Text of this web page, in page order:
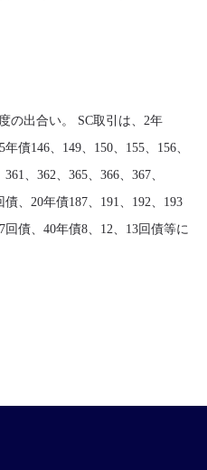
の出合い。 SC取引は、2年
債146、149、150、155、156、
、362、365、366、367、
債、20年債187、191、192、193
回債、40年債8、12、13回債等に